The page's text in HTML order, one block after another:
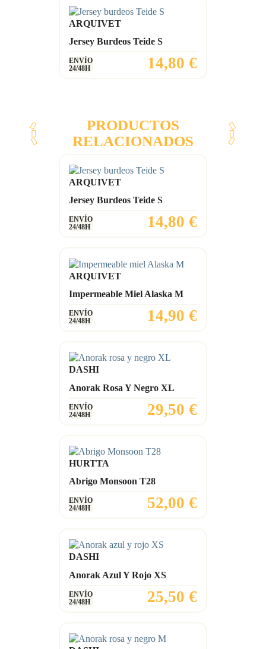
ARQUIVET
Jersey Burdeos Teide S
ENVÍO
24/48H
Precio
14,80 €
PRODUCTOS
RELACIONADOS
ARQUIVET
Jersey Burdeos Teide S
ENVÍO
24/48H
Precio
14,80 €
ARQUIVET
Impermeable Miel Alaska M
ENVÍO
24/48H
Precio
14,90 €
DASHI
Anorak Rosa Y Negro XL
ENVÍO
24/48H
Precio
29,50 €
HURTTA
Abrigo Monsoon T28
ENVÍO
24/48H
Precio
52,00 €
DASHI
Anorak Azul Y Rojo XS
ENVÍO
24/48H
Precio
25,50 €